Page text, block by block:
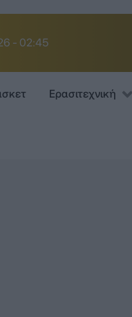
- 02:45
Ερασιτεχνική